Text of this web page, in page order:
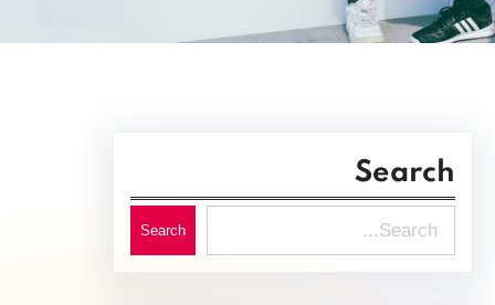
Search
e
Search